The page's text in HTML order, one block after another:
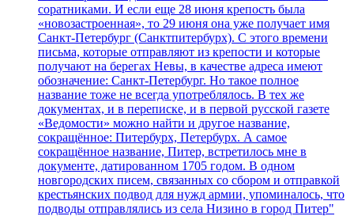
соратниками. И если еще 28 июня крепость была
«новозастроенная», то 29 июня она уже получает имя
Санкт-Петербург (Санктпитербурх). С этого времени
письма, которые отправляют из крепости и которые
получают на берегах Невы, в качестве адреса имеют
обозначение: Санкт-Петербург. Но такое полное
название тоже не всегда употреблялось. В тех же
документах, и в переписке, и в первой русской газете
«Ведомости» можно найти и другое название,
сокращённое: Питербурх, Петербурх. А самое
сокращённое название, Питер, встретилось мне в
документе, датированном 1705 годом. В одном
новгородских писем, связанных со сбором и отправкой
крестьянских подвод для нужд армии, упоминалось, что
подводы отправлялись из села Низино в город Питер"